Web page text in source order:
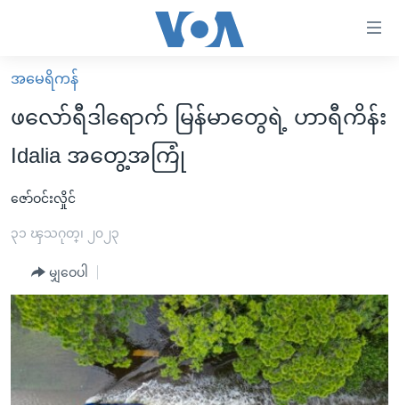
လွယ်ကူ
စေ
သည့်
များ
ပင်မ
ကျော်
ကြည့်
မူလစာမျက်နှာ
မြန်မာ
ကမ္ဘာ့သတင်းများ
နိုင်ငံတကာ
အစ္စရေး-ပါလက်စတိုင်း
ဗွီဒီယို
အင်္ဂလိပ်စာလေ့လာမယ်
အမေရိကန်သုံးအီဒီယံ
မကြေးမုံရဲ့ အင်္ဂလိပ်စာ
ရုပ်ရှင်ထဲက အင်္ဂလိပ်စာ
အပတ်စဉ်ကဏ္ဍများ
ရေဒီယို
ရေဒီယိုနှင့်ရုပ်သံ အချက်အလက်များ
ရေဒီယို/တီဗွီအစီအစဉ်
အမေရိကန်
ဖလော်ရီဒါရောက် မြန်မာတွေရဲ့ ဟာရီကိန်း
Idalia အတွေ့အကြုံ
ဇော်ဝင်းလှိုင်
၃၁ ၾသဂုတ္၊ ၂၀၂၃
မျှဝေပါ